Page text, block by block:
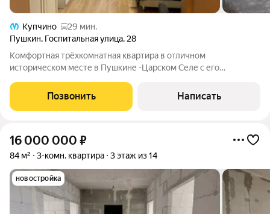
Купчино
29 мин.
Пушкин, Госпитальная улица, 28
Комфортная трёхкомнатная квартира в отличном
историческом месте в Пушкине -Царском Селе с его
1917 года постройки - толстые кирпичные стены (тепло зимой,
летом прохладно). После капитального
Позвонить Написать
16 000 000 ₽
84 м² 3-комн. квартира 3 этаж из 14
новостройка